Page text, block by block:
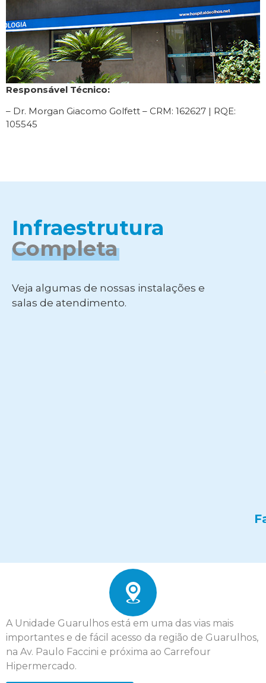
Responsável Técnico:
– Dr. Morgan Giacomo Golfett – CRM: 162627 | RQE:
105545
Infraestrutura
Completa
Veja algumas de nossas instalações e
salas de atendimento.
A Unidade Guarulhos está em uma das vias mais
importantes e de fácil acesso da região de Guarulhos,
na Av. Paulo Faccini e próxima ao Carrefour
Hipermercado.